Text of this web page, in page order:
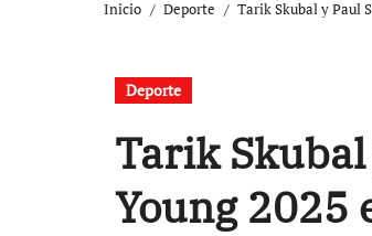
Inicio Deporte Tarik Skubal y Paul
Deporte
Tarik Skubal
Young 2025